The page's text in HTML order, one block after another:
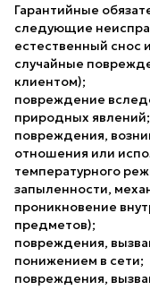
Гарантийные
следующие
естественный снос
случайные
клиентом);
повреждение
природных явлений;
повреждения,
отношения или
температурного
запыленности,
проникновение
предметов);
повреждения,
понижением в сети;
повреждения,